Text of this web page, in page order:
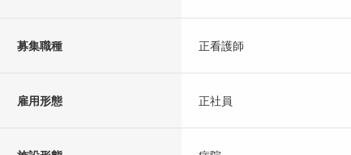
募集職種 正看護師
雇用形態 正社員